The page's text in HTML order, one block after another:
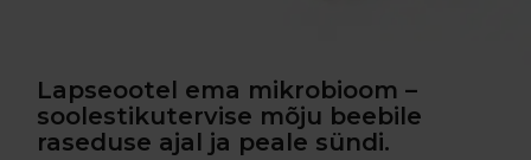
Lapseootel ema mikrobioom –
soolestikutervise mõju beebile
raseduse ajal ja peale sündi.